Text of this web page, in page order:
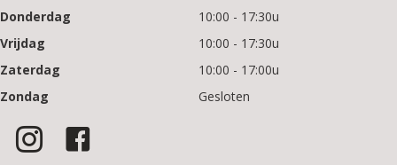
Donderdag
10:00 - 17:30u
Vrijdag
10:00 - 17:30u
Zaterdag
10:00 - 17:00u
Zondag
Gesloten